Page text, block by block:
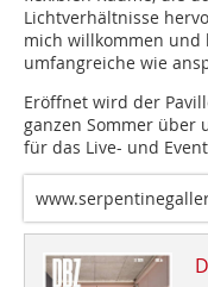
Lichtverhältnisse
mich willkommen und
umfangreiche wie
Eröffnet wird der
ganzen Sommer über
für das Live- und